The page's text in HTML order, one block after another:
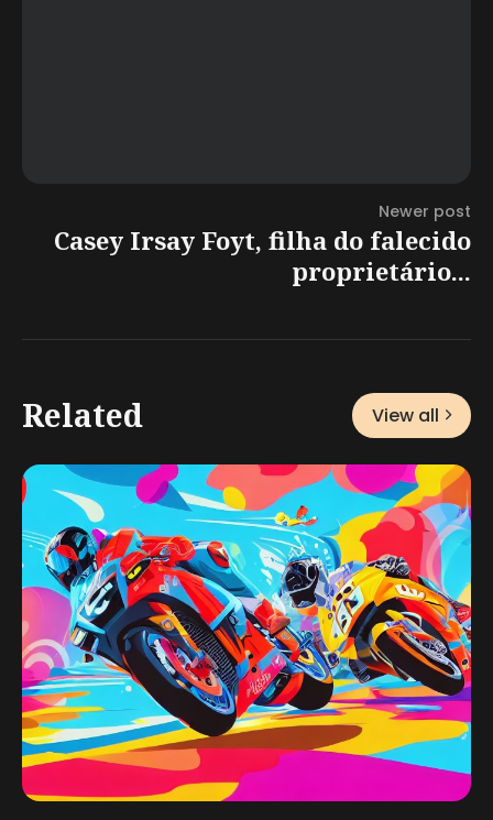
Newer post
Casey Irsay Foyt, filha do falecido
proprietário...
Related View all